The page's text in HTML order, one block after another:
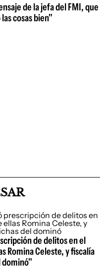
de la jefa del FMI, que
cosas bien"
de delitos en el
Romina Celeste, y fiscalía
dominó"